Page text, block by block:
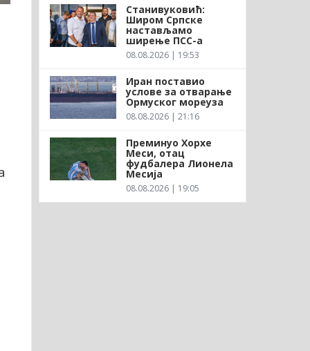
Станивуковић:
Широм Српске
настављамо
ширење ПСС-а
08.08.2026 | 19:53
Иран поставио
услове за отварање
Ормуског мореуза
08.08.2026 | 21:16
Преминуо Хорхе
Меси, отац
фудбалера Лионела
Месија
08.08.2026 | 19:05